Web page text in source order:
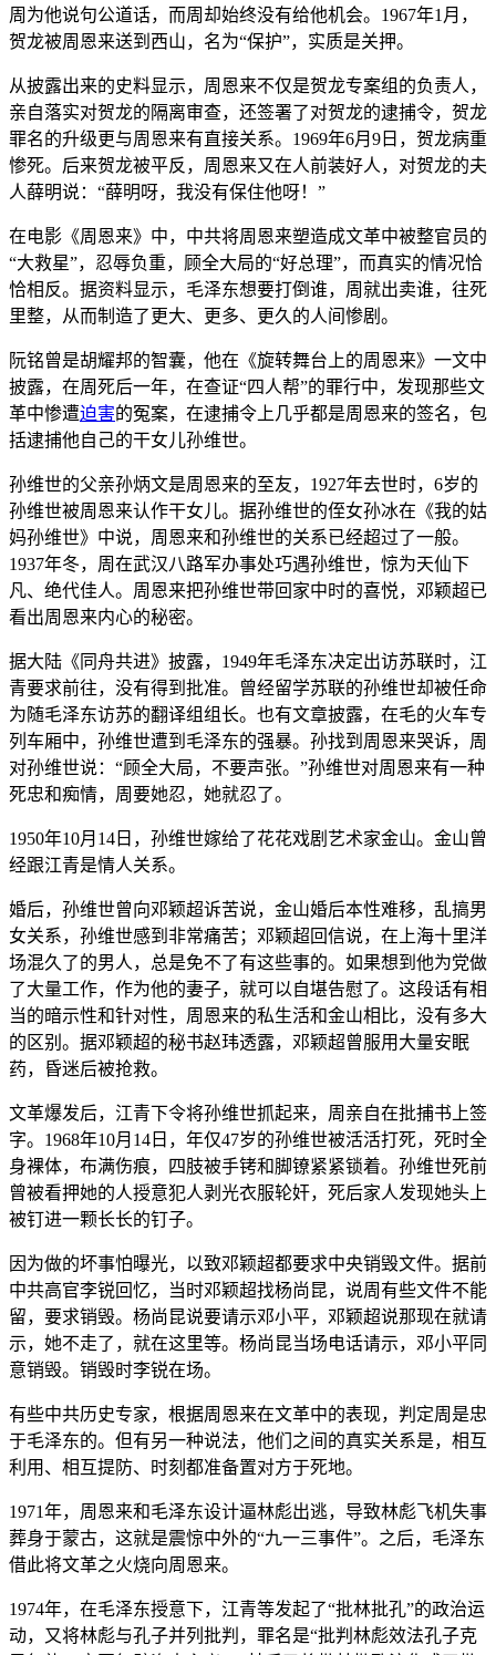
周为他说句公道话，而周却始终没有给他机会。1967年1月，
贺龙被周恩来送到西山，名为“保护”，实质是关押。
从披露出来的史料显示，周恩来不仅是贺龙专案组的负责人，
亲自落实对贺龙的隔离审查，还签署了对贺龙的逮捕令，贺龙
罪名的升级更与周恩来有直接关系。1969年6月9日，贺龙病重
惨死。后来贺龙被平反，周恩来又在人前装好人，对贺龙的夫
人薛明说：“薛明呀，我没有保住他呀！”
在电影《周恩来》中，中共将周恩来塑造成文革中被整官员的
“大救星”，忍辱负重，顾全大局的“好总理”，而真实的情况恰
恰相反。据资料显示，毛泽东想要打倒谁，周就出卖谁，往死
里整，从而制造了更大、更多、更久的人间惨剧。
阮铭曾是胡耀邦的智囊，他在《旋转舞台上的周恩来》一文中
披露，在周死后一年，在查证“四人帮”的罪行中，发现那些文
革中惨遭迫害的冤案，在逮捕令上几乎都是周恩来的签名，包
括逮捕他自己的干女儿孙维世。
孙维世的父亲孙炳文是周恩来的至友，1927年去世时，6岁的
孙维世被周恩来认作干女儿。据孙维世的侄女孙冰在《我的姑
妈孙维世》中说，周恩来和孙维世的关系已经超过了一般。
1937年冬，周在武汉八路军办事处巧遇孙维世，惊为天仙下
凡、绝代佳人。周恩来把孙维世带回家中时的喜悦，邓颖超已
看出周恩来内心的秘密。
据大陆《同舟共进》披露，1949年毛泽东决定出访苏联时，江
青要求前往，没有得到批准。曾经留学苏联的孙维世却被任命
为随毛泽东访苏的翻译组组长。也有文章披露，在毛的火车专
列车厢中，孙维世遭到毛泽东的强暴。孙找到周恩来哭诉，周
对孙维世说：“顾全大局，不要声张。”孙维世对周恩来有一种
死忠和痴情，周要她忍，她就忍了。
1950年10月14日，孙维世嫁给了花花戏剧艺术家金山。金山曾
经跟江青是情人关系。
婚后，孙维世曾向邓颖超诉苦说，金山婚后本性难移，乱搞男
女关系，孙维世感到非常痛苦；邓颖超回信说，在上海十里洋
场混久了的男人，总是免不了有这些事的。如果想到他为党做
了大量工作，作为他的妻子，就可以自堪告慰了。这段话有相
当的暗示性和针对性，周恩来的私生活和金山相比，没有多大
的区别。据邓颖超的秘书赵玮透露，邓颖超曾服用大量安眠
药，昏迷后被抢救。
文革爆发后，江青下令将孙维世抓起来，周亲自在批捕书上签
字。1968年10月14日，年仅47岁的孙维世被活活打死，死时全
身裸体，布满伤痕，四肢被手铐和脚镣紧紧锁着。孙维世死前
曾被看押她的人授意犯人剥光衣服轮奸，死后家人发现她头上
被钉进一颗长长的钉子。
因为做的坏事怕曝光，以致邓颖超都要求中央销毁文件。据前
中共高官李锐回忆，当时邓颖超找杨尚昆，说周有些文件不能
留，要求销毁。杨尚昆说要请示邓小平，邓颖超说那现在就请
示，她不走了，就在这里等。杨尚昆当场电话请示，邓小平同
意销毁。销毁时李锐在场。
有些中共历史专家，根据周恩来在文革中的表现，判定周是忠
于毛泽东的。但有另一种说法，他们之间的真实关系是，相互
利用、相互提防、时刻都准备置对方于死地。
1971年，周恩来和毛泽东设计逼林彪出逃，导致林彪飞机失事
葬身于蒙古，这就是震惊中外的“九一三事件”。之后，毛泽东
借此将文革之火烧向周恩来。
1974年，在毛泽东授意下，江青等发起了“批林批孔”的政治运
动，又将林彪与孔子并列批判，罪名是“批判林彪效法孔子克